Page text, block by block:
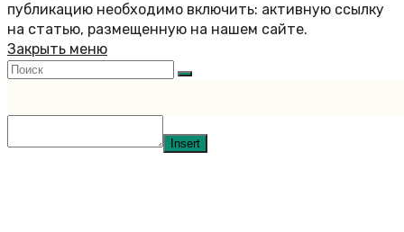
публикацию необходимо включить: активную ссылку
на статью, размещенную на нашем сайте.
Закрыть меню
Insert